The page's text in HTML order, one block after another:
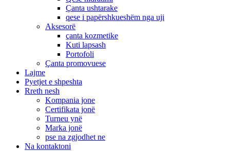
Çanta ushtarake
qese i papërshkueshëm nga uji
Aksesorë
çanta kozmetike
Kuti lapsash
Portofoli
Çanta promovuese
Lajme
Pyetjet e shpeshta
Rreth nesh
Kompania jone
Certifikata jonë
Turneu ynë
Marka jonë
pse na zgjodhet ne
Na kontaktoni